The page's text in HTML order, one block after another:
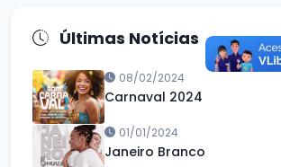
Últimas Notícias
08/02/2024
Carnaval 2024
01/01/2024
Janeiro Branco